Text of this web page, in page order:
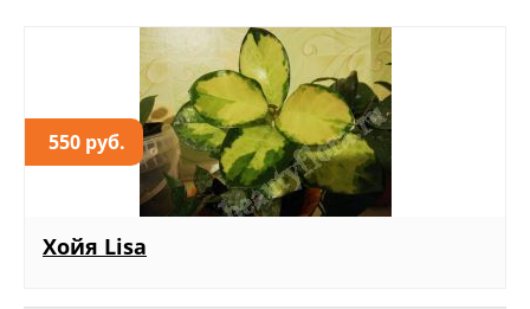
550 руб.
Хойя Lisa